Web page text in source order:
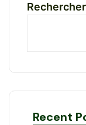
Rechercher
Recent